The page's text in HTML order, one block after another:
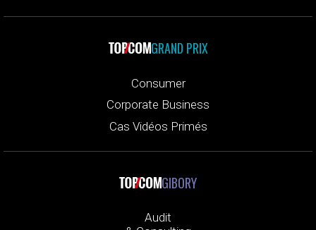
GRAND PRIX
Consumer
Corporate Business
Cas Vidéos Primés
GIBORY
Audit